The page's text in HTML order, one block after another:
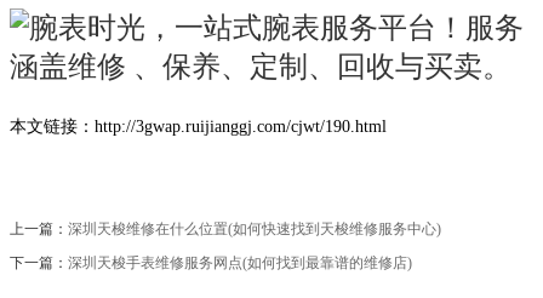
本文链接：http://3gwap.ruijianggj.com/cjwt/190.html
上一篇： 深圳天梭维修在什么位置(如何快速找到天梭维修服务中心)
下一篇： 深圳天梭手表维修服务网点(如何找到最靠谱的维修店)